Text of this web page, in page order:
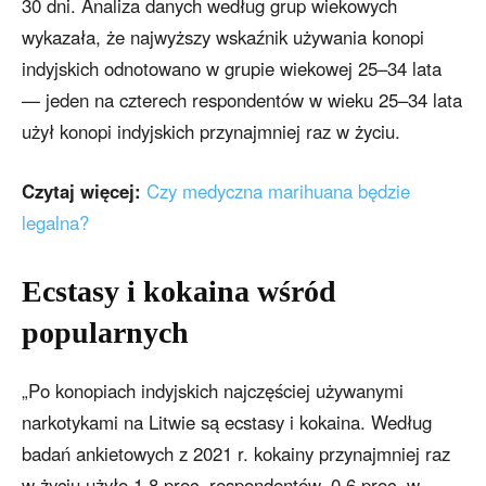
wykazała, że najwyższy wskaźnik używania konopi
indyjskich odnotowano w grupie wiekowej 25–34 lata
— jeden na czterech respondentów w wieku 25–34 lata
użył konopi indyjskich przynajmniej raz w życiu.
Czytaj więcej: Czy medyczna marihuana będzie
legalna?
Ecstasy i kokaina wśród
popularnych
„Po konopiach indyjskich najczęściej używanymi
narkotykami na Litwie są ecstasy i kokaina. Według
badań ankietowych z 2021 r. kokainy przynajmniej raz